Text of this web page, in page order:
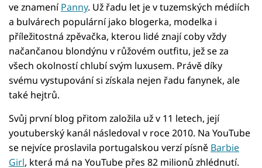
ve znameníPanny. Už řadu let je v tuzemských médiích
a bulvárech populární jako blogerka, modelka i
příležitostná zpěvačka, kterou lidé znají coby vždy
načančanou blondýnu v růžovém outfitu, jež se za
všech okolností chlubí svým luxusem. Právě díky
svému vystupování si získala nejen řadu fanynek, ale
také hejtrů.
Svůj první blog přitom založila už v 11 letech, její
youtuberský kanál následoval v roce 2010. Na YouTube
se nejvíce proslavila portugalskou verzí písně Barbie
Girl, která má na YouTube přes 82 milionů zhlédnutí.